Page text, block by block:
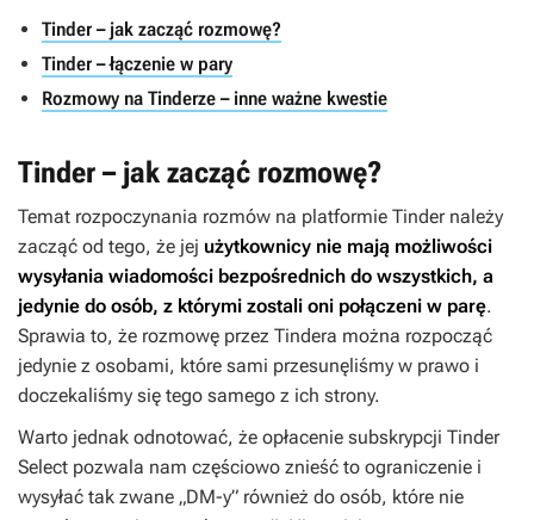
Tinder – jak zacząć rozmowę?
Tinder – łączenie w pary
Rozmowy na Tinderze – inne ważne kwestie
Tinder – jak zacząć rozmowę?
Temat rozpoczynania rozmów na platformie Tinder należy
zacząć od tego, że jej użytkownicy nie mają możliwości
wysyłania wiadomości bezpośrednich do wszystkich, a
jedynie do osób, z którymi zostali oni połączeni w parę.
Sprawia to, że rozmowę przez Tindera można rozpocząć
jedynie z osobami, które sami przesunęliśmy w prawo i
doczekaliśmy się tego samego z ich strony.
Warto jednak odnotować, że opłacenie subskrypcji Tinder
Select pozwala nam częściowo znieść to ograniczenie i
wysyłać tak zwane „DM-y” również do osób, które nie